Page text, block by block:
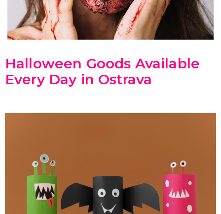
SPORTOVNÍ VYBAVENÍ PRO FANOUŠKY
Oblečení a doplňky
Barvy, make-up, paruky
Výzdoba a dekorace
Halloween Goods Available
Every Day in Ostrava